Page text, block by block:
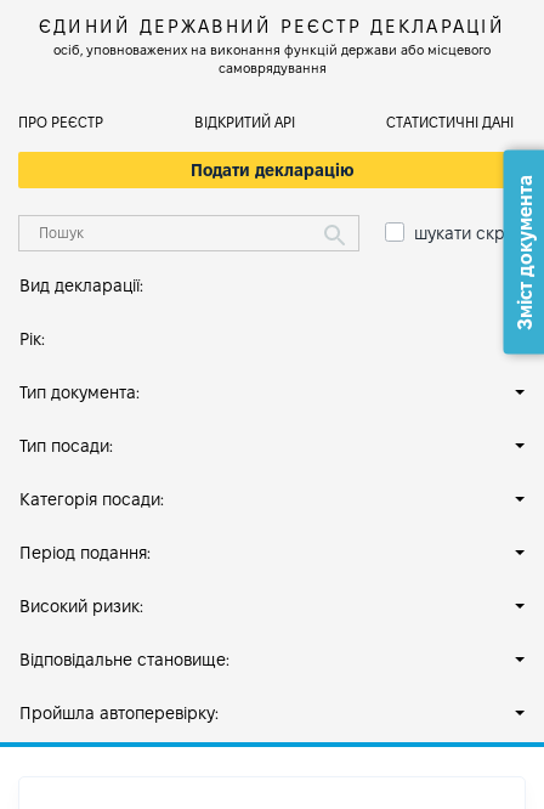
ЄДИНИЙ ДЕРЖАВНИЙ РЕЄСТР ДЕКЛАРАЦІЙ
осіб, уповноважених на виконання функцій держави або місцевого
самоврядування
ПРО РЕЄСТР ВІДКРИТИЙ АРІ СТАТИСТИЧНІ ДАНІ
Подати декларацію
шукати скрізь
Вид декларації:
Рік:
Тип документа:
Тип посади:
Категорія посади:
Період подання:
Високий ризик:
Відповідальне становище:
Пройшла автоперевірку:
Зміст документа